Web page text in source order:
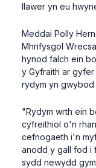
llawer yn eu
Meddai Polly
Mhrifysgol
hynod falch ein
y Gyfraith ar
rydym yn
"Rydym wrth ein
cyfreithiol o'n
cefnogaeth i'n
anodd y gall fod i
sydd newydd